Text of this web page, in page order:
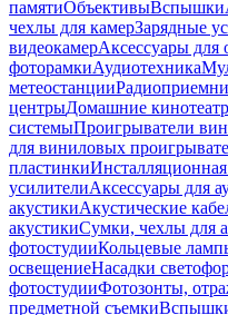
памятиОбъективыВспышки
чехлы для камерЗарядные
видеокамерАксессуары для
фоторамкиАудиотехника
метеостанции
центрыДомашние
системыПроигрыватели
для виниловых
пластинкиИнсталляционная
усилителиАксессуары для
акустикиАкустические
акустикиСумки, чехлы для
фотостудииКольцевые
освещениеНасадки
фотостудииФотозонты,
предметной съемки